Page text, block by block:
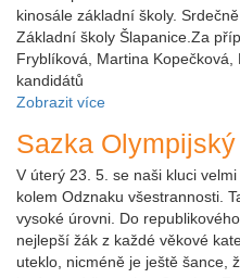
kinosále základní školy.
Základní školy Šlapanice.Za
Fryblíková, Martina
kandidátů
Zobrazit více
Sazka
V úterý 23. 5. se naši kluci
kolem Odznaku všestrannosti.
vysoké úrovni. Do
nejlepší žák z každé věkové
uteklo, nicméně je ještě šance,